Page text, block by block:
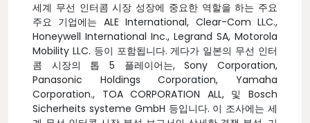
세계 무선 인터콤 시장 성장에 중요한 역할을 하는 주요
주요 기업에는 ALE International, Clear-Com LLC.,
Honeywell International Inc., Legrand SA, Motorola
Mobility LLC. 등이 포함됩니다. 게다가 일본의 무선 인터
콤 시장의 톱 5 플레이어는, Sony Corporation,
Panasonic Holdings Corporation, Yamaha
Corporation., TOA CORPORATION ALL, 및 Bosch
Sicherheits systeme GmbH 등입니다. 이 조사에는 세